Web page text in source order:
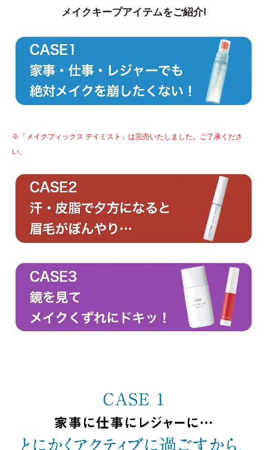
メイクキープアイテムをご紹介!
※「メイクフィックス デイミスト」は完売いたしました。ご了承くださ
い。